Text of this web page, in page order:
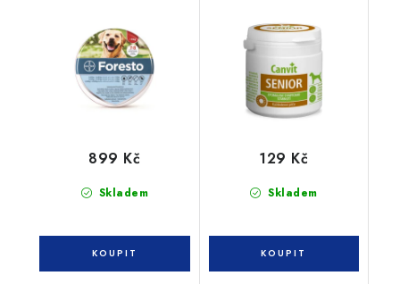
Skladem
899 Kč
Skladem
129 Kč